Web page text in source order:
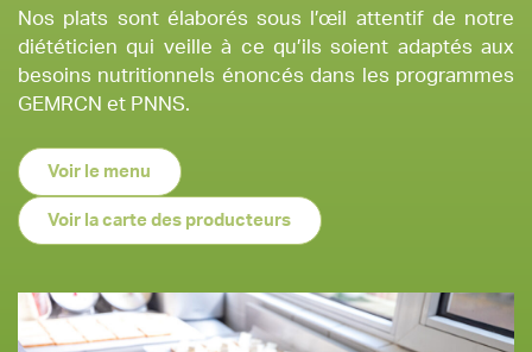
Nos plats sont élaborés sous l’œil attentif de notre
diététicien qui veille à ce qu’ils soient adaptés aux
besoins nutritionnels énoncés dans les programmes
GEMRCN et PNNS.
Voir le menu
Voir la carte des producteurs